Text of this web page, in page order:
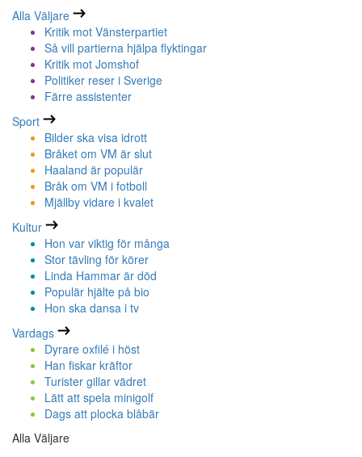
Alla Väljare
Kritik mot Vänsterpartiet
Så vill partierna hjälpa flyktingar
Kritik mot Jomshof
Politiker reser i Sverige
Färre assistenter
Sport
Bilder ska visa idrott
Bråket om VM är slut
Haaland är populär
Bråk om VM i fotboll
Mjällby vidare i kvalet
Kultur
Hon var viktig för många
Stor tävling för körer
Linda Hammar är död
Populär hjälte på bio
Hon ska dansa i tv
Vardags
Dyrare oxfilé i höst
Han fiskar kräftor
Turister gillar vädret
Lätt att spela minigolf
Dags att plocka blåbär
Alla Väljare